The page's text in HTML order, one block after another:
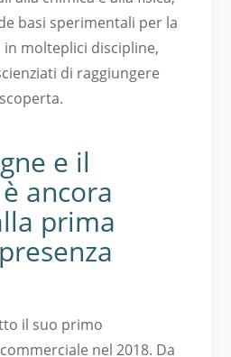
basi sperimentali per la
molteplici discipline,
di raggiungere
e il
ancora
prima
il suo primo
nel 2018. Da